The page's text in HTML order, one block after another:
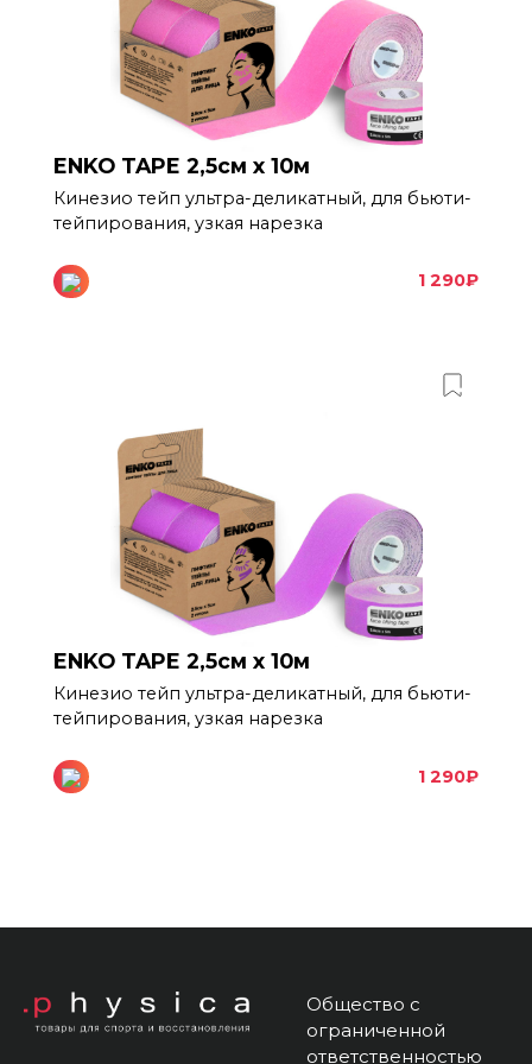
ENKO TAPE 2,5см х 10м
Кинезио тейп ультра-деликатный, для бьюти-
тейпирования, узкая нарезка
1 290₽
ENKO TAPE 2,5см х 10м
Кинезио тейп ультра-деликатный, для бьюти-
тейпирования, узкая нарезка
1 290₽
Общество с
ограниченной
ответственностью